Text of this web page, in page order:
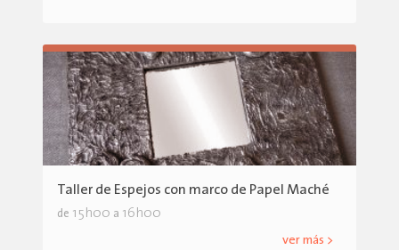
Taller de Espejos con marco de Papel Maché
de 15h00 a 16h00
ver más >